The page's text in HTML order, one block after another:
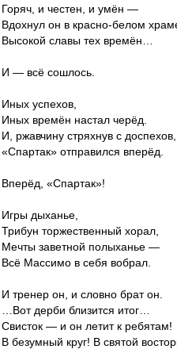
Горяч, и честен, и умён —
Вдохнул он в красно-белом
Высокой славы тех времён…
И — всё сошлось.
Иных успехов,
Иных времён настал черёд.
И, ржавчину стряхнув с доспехов,
«Спартак» отправился вперёд.
Вперёд, «Спартак»!
Игры дыханье,
Трибун торжественный хорал,
Мечты заветной полыханье —
Всё Массимо в себя вобрал.
И тренер он, и словно брат он.
…Вот дерби близится итог…
Свисток — и он летит к ребятам!
В безумный круг! В святой